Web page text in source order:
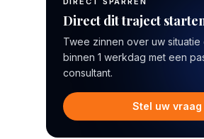
Direct dit traject
Twee zinnen over uw
binnen 1 werkdag met een
consultant.
Stel uw vraag